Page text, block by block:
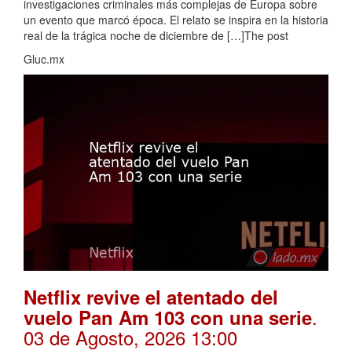
investigaciones criminales más complejas de Europa sobre
un evento que marcó época. El relato se inspira en la historia
real de la trágica noche de diciembre de […]The post
Gluc.mx
Netflix revive el atentado del
vuelo Pan Am 103 con una serie.
03 de Agosto, 2026 13:00